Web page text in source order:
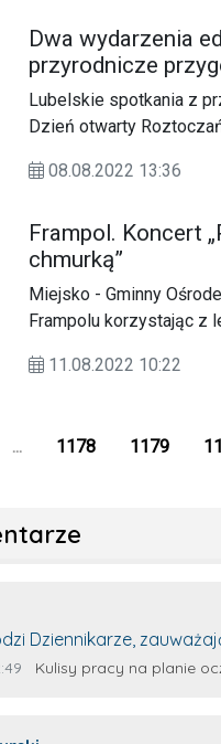
Solskiej w 1943r.
Dwa wydarzenia
przyrodnicze
przez
Narodowy
Lubelskie spotkania z
Dzień otwarty
08.08.2022 13:36
Frampol. Koncert
chmurką”
Miejsko - Gminny
Frampolu korzystając z
pod chmurką. Przed
11.08.2022 10:22
... 1178 1179
Dziennikarze,
dopiero wkraczają na
komentarza:
Źródło komentarza:
Kulisy pracy na planie oczami